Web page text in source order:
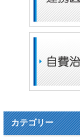
カテゴリー